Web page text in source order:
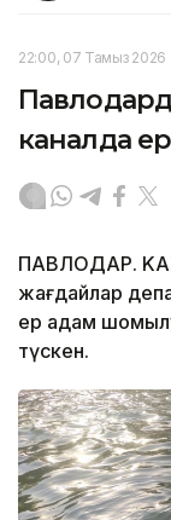
22:00, 07 Тамыз 2026
каналда
ПАВЛОДАР.
жағдайлар
ер адам
түскен.